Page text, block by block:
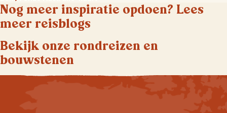
Nog meer inspiratie opdoen? Lees
meer reisblogs
Bekijk onze rondreizen en
bouwstenen